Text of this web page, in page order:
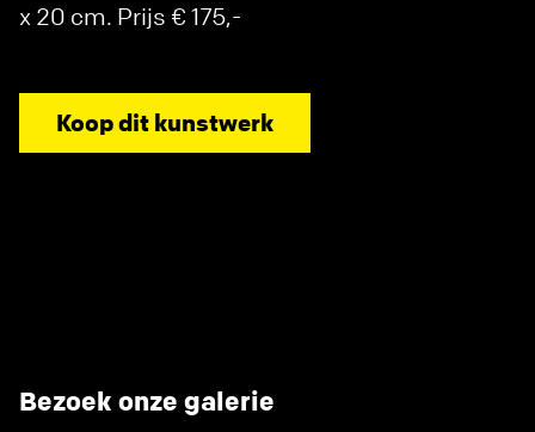
x 20 cm. Prijs € 175,-
Koop dit kunstwerk
Bezoek onze galerie